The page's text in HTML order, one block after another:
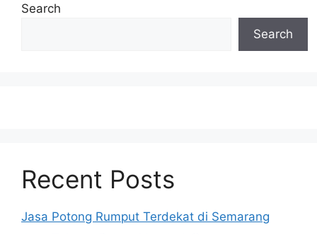
Search
Search
Recent Posts
Jasa Potong Rumput Terdekat di Semarang